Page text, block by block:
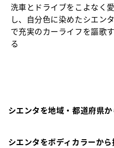
洗車とドライブをこよなく愛
し、自分色に染めたシエンタ
で充実のカーライフを謳歌す
る
シエンタを地域・都道府県
シエンタをボディカラーから